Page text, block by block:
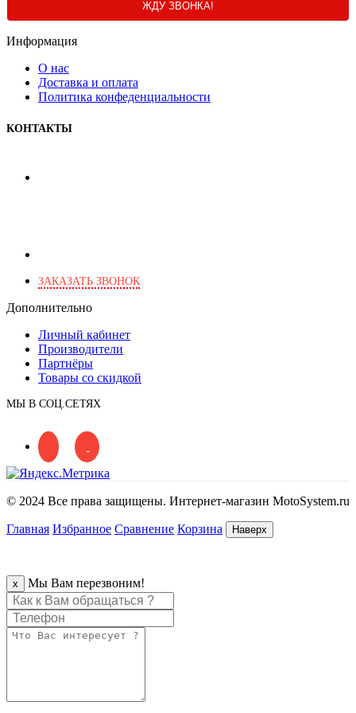
ЖДУ ЗВОНКА!
Информация
О нас
Доставка и оплата
Политика конфеденциальности
КОНТАКТЫ
ЗАКАЗАТЬ ЗВОНОК
Дополнительно
Личный кабинет
Производители
Партнёры
Товары со скидкой
МЫ В СОЦ.СЕТЯХ
© 2024 Все права защищены. Интернет-магазин MotoSystem.ru
Главная Избранное Сравнение Корзина Наверх
x Мы Вам перезвоним!